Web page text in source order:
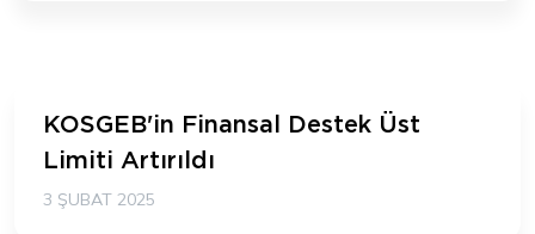
KOSGEB'in Finansal Destek Üst
Limiti Artırıldı
3 ŞUBAT 2025